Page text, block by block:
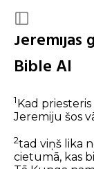
Jeremijas
Bible AI
1Kad
Jeremiju šos
2tad viņš lika
cietumā, kas